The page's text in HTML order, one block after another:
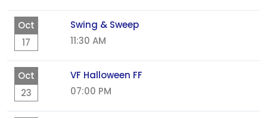
Oct
17
Swing & Sweep
11:30 AM
Oct
23
VF Halloween FF
07:00 PM